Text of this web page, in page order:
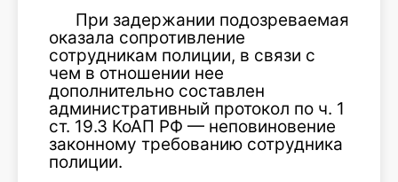
При задержании подозреваемая
оказала сопротивление
сотрудникам полиции, в связи с
чем в отношении нее
дополнительно составлен
административный протокол по ч. 1
ст. 19.3 КоАП РФ — неповиновение
законному требованию сотрудника
полиции.